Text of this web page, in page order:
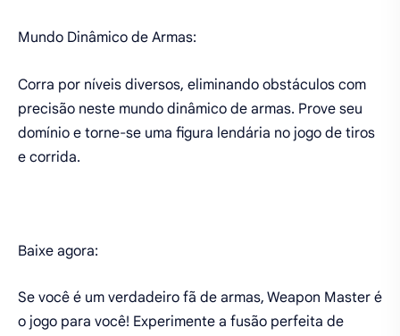
Mundo Dinâmico de Armas:
Corra por níveis diversos, eliminando obstáculos com
precisão neste mundo dinâmico de armas. Prove seu
domínio e torne-se uma figura lendária no jogo de tiros
e corrida.
Baixe agora:
Se você é um verdadeiro fã de armas, Weapon Master é
o jogo para você! Experimente a fusão perfeita de